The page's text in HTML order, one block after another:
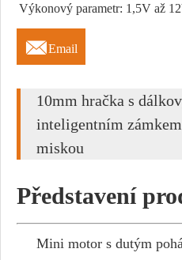
Výkonový parametr: 1,5V až
Email
10mm hračka s
inteligentním
miskou
Představení
Mini motor s dutým